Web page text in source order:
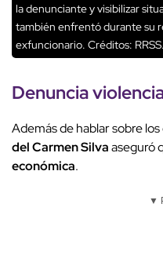
la denunciante y visibilizar
también enfrentó durante su
exfuncionario. Créditos: RRSS.
Denuncia
Además de hablar sobre
del Carmen Silvaaseguró
económica.
▼